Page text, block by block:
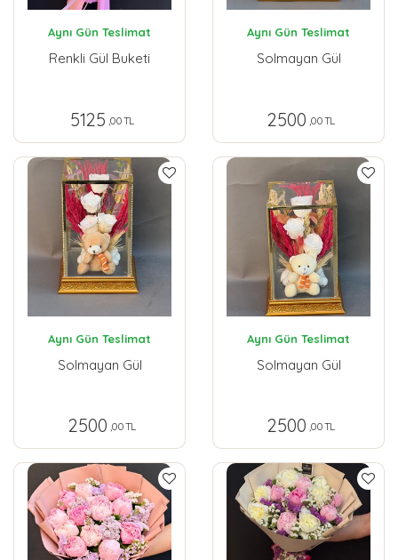
Aynı Gün Teslimat
Renkli Gül Buketi
5125 ,00 TL
Aynı Gün Teslimat
Solmayan Gül
2500 ,00 TL
Aynı Gün Teslimat
Solmayan Gül
2500 ,00 TL
Aynı Gün Teslimat
Solmayan Gül
2500 ,00 TL